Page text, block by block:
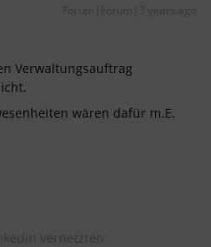
Forum|Forum|3 years ago
Verwaltungsauftrag
wären dafür m.E.
vernetzten: